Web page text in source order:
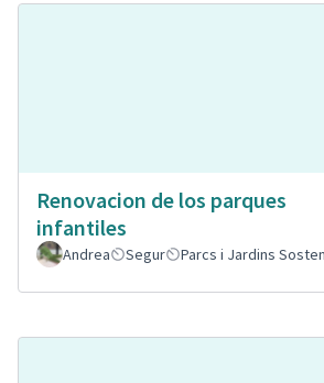
Renovacion de los parques
infantiles
Andrea Segur Parcs i Jardins